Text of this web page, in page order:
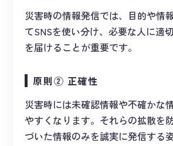
災害時の情報発信では、目的や情
てSNSを使い分け、必要な人に適
を届けることが重要です。
原則② 正確性
災害時には未確認情報や不確かな
やすくなります。それらの拡散を
づいた情報のみを誠実に発信する